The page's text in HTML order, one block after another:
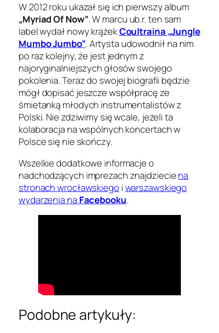
W 2012 roku ukazał się ich pierwszy album
„Myriad Of Now”. W marcu ub.r. ten sam
label wydał nowy krążekCoultraina „Jungle
Mumbo Jumbo”. Artysta udowodnił na nim
po raz kolejny, że jest jednym z
najoryginalniejszych głosów swojego
pokolenia. Teraz do swojej biografii będzie
mógł dopisać jeszcze współpracę ze
śmietanką młodych instrumentalistów z
Polski. Nie zdziwimy się wcale, jeżeli ta
kolaboracja na wspólnych koncertach w
Polsce się nie skończy.
Wszelkie dodatkowe informacje o
nadchodzących imprezach znajdzieciena
stronach wrocławskiego iwarszawskiego
wydarzenia na Facebooku.
Podobne artykuły: